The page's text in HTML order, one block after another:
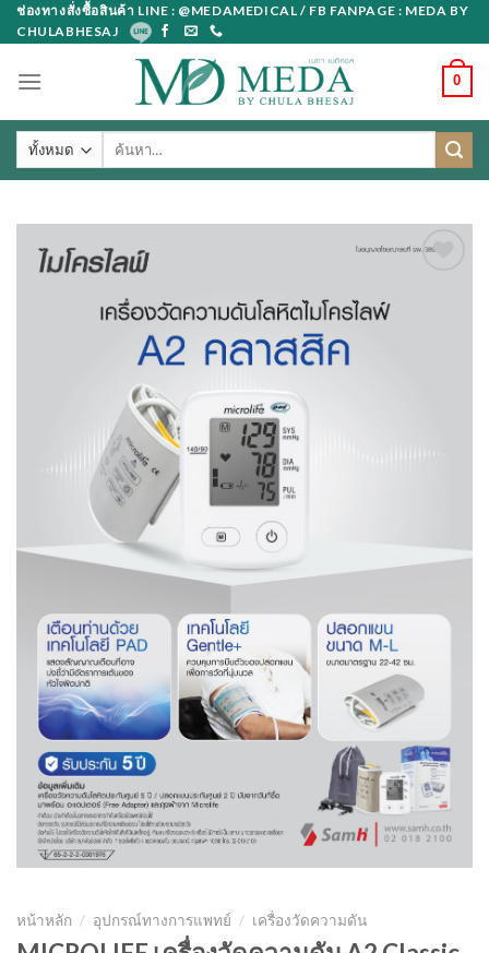
Skip
to
ช่องทางสั่งซื้อสินค้า LINE : @MEDAMEDICAL / FB FANPAGE : MEDA BY
CHULABHESAJ
0
ค้นหา:
หน้าหลัก / อุปกรณ์ทางการแพทย์ / เครื่องวัดความดัน